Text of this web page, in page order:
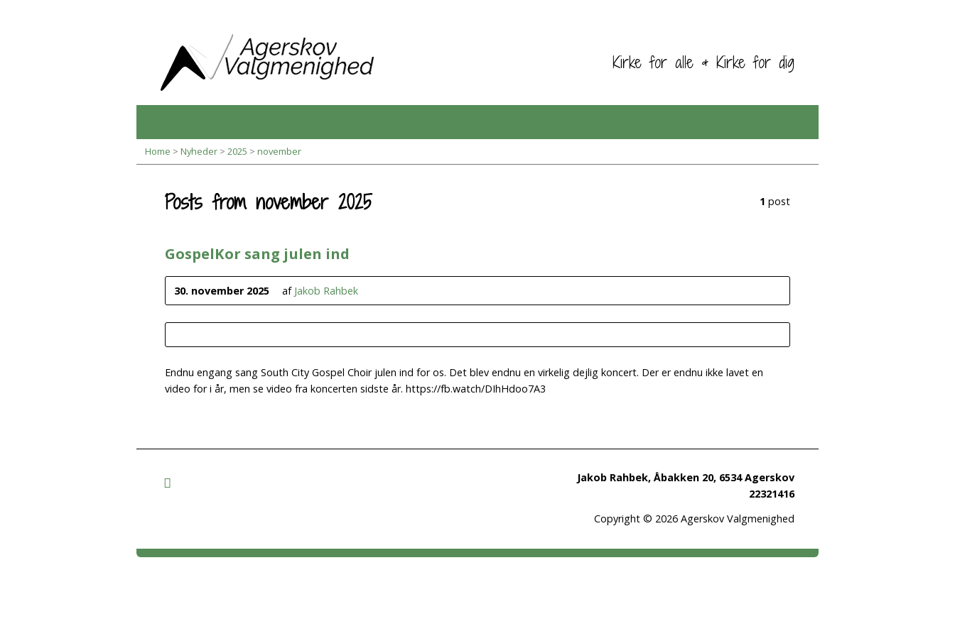
Kirke for alle & Kirke for dig
Home > Nyheder > 2025 > november
Posts from november 2025 1 post
GospelKor sang julen ind
30. november 2025 af Jakob Rahbek
Endnu engang sang South City Gospel Choir julen ind for os. Det blev endnu en virkelig dejlig koncert. Der er endnu ikke lavet en
video for i år, men se video fra koncerten sidste år. https://fb.watch/DIhHdoo7A3
Jakob Rahbek, Åbakken 20, 6534 Agerskov
22321416
Copyright © 2026 Agerskov Valgmenighed